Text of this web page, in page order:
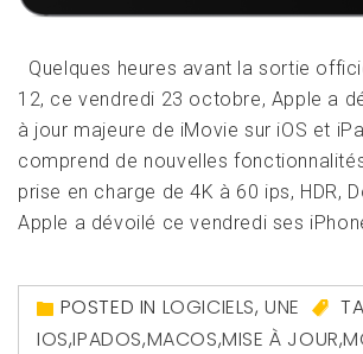
Quelques heures avant la sortie
12, ce vendredi 23 octobre, Apple a
à jour majeure de iMovie sur iOS et
comprend de nouvelles
prise en charge de 4K à 60 ips, HDR,
Apple a dévoilé ce vendredi ses
POSTED IN LOGICIELS,UNE
IOS,IPADOS,MACOS,MISE À JOUR,